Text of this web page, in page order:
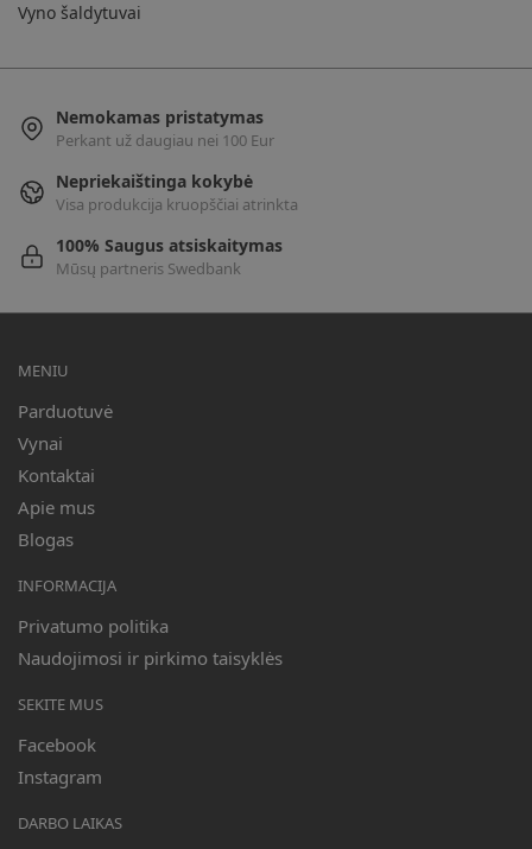
Vyno šaldytuvai
Nemokamas pristatymas
Perkant už daugiau nei 100 Eur
Nepriekaištinga kokybė
Visa produkcija kruopščiai atrinkta
100% Saugus atsiskaitymas
Mūsų partneris Swedbank
MENIU
Parduotuvė
Vynai
Kontaktai
Apie mus
Blogas
INFORMACIJA
Privatumo politika
Naudojimosi ir pirkimo taisyklės
SEKITE MUS
Facebook
Instagram
DARBO LAIKAS